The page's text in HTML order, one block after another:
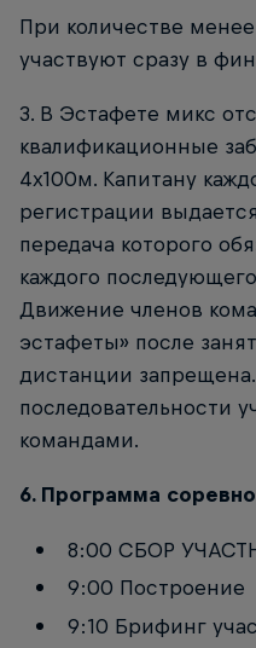
При количестве
участвуют сразу в
3. В Эстафете микс
квалификационные
4х100м. Капитану
регистрации
передача которого
каждого
Движение членов
эстафеты» после
дистанции
последовательности
командами.
6. Программа
8:00 СБОР
9:00 Построение
9:10 Брифинг